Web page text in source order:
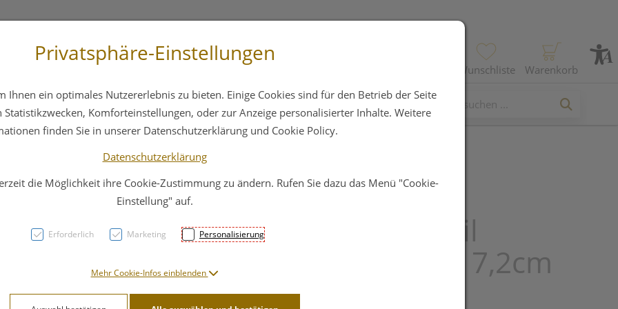
Wunschliste Warenkorb
Hautpflege Familie Nahrungsergänzung
Wundverband
Cosmopor/e Steril
Selbstklebend 5x 7,2cm
50st
Privatsphäre-Einstellungen
Ihnen ein optimales Nutzererlebnis zu bieten. Einige Cookies sind für den Betrieb der Seite
Komforteinstellungen, oder zur Anzeige personalisierter Inhalte. Weitere
finden Sie in unserer Datenschutzerklärung und Cookie Policy.
Datenschutzerklärung
die Möglichkeit ihre Cookie-Zustimmung zu ändern. Rufen Sie dazu das Menü "Cookie-
Einstellung" auf.
Erforderlich Marketing Personalisierung
Mehr Cookie-Infos einblenden